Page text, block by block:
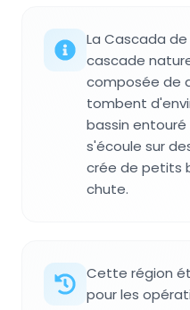
La Cascada
cascade
composée de
tombent
bassin
s'écoule sur
crée de petits
chute.
Cette région
pour les